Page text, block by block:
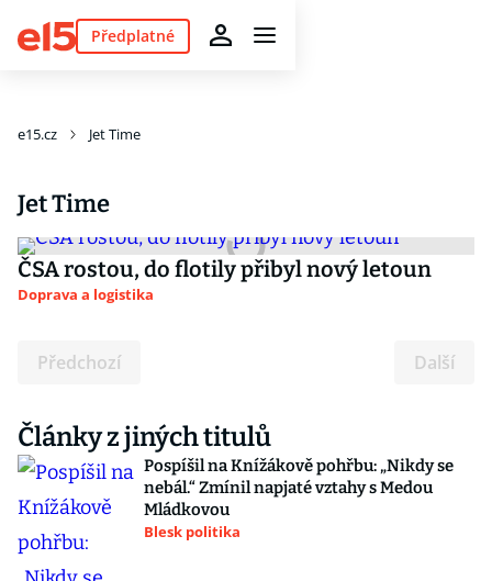
Předplatné
e15.cz Jet Time
Jet Time
ČSA rostou, do flotily přibyl nový letoun
Doprava a logistika
Předchozí Další
Články z jiných titulů
Pospíšil na Knížákově pohřbu: „Nikdy se
nebál.“ Zmínil napjaté vztahy s Medou
Mládkovou
Blesk politika